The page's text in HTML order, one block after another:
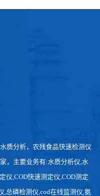
质分析，农残食品快速检测仪
，主要业务有:水质分析仪,水
仪,COD快速测定仪,COD测定
,总磷检测仪,cod在线监测仪,氨